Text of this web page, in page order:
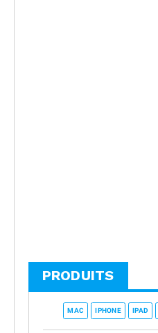
PRODUITS
MAC IPHONE IPAD